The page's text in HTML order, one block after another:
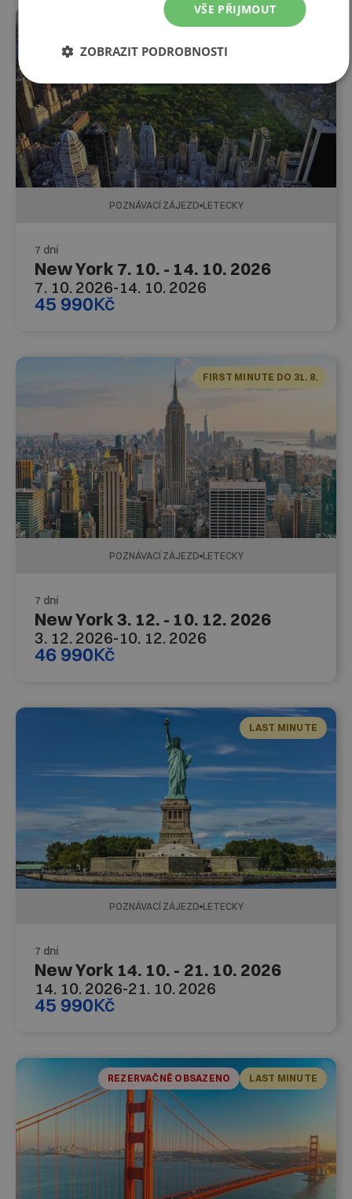
LAST MINUTE
POZNÁVACÍ ZÁJEZD LETECKY
7 dní
New York 7. 10. - 14. 10. 2026
7. 10. 2026-14. 10. 2026
45 990Kč
FIRST MINUTE DO 31. 8.
POZNÁVACÍ ZÁJEZD LETECKY
7 dní
New York 3. 12. - 10. 12. 2026
3. 12. 2026-10. 12. 2026
46 990Kč
LAST MINUTE
POZNÁVACÍ ZÁJEZD LETECKY
7 dní
New York 14. 10. - 21. 10. 2026
14. 10. 2026-21. 10. 2026
45 990Kč
REZERVAČNĚ OBSAZENO LAST MINUTE
VŠE PŘIJMOUT
ZOBRAZIT PODROBNOSTI